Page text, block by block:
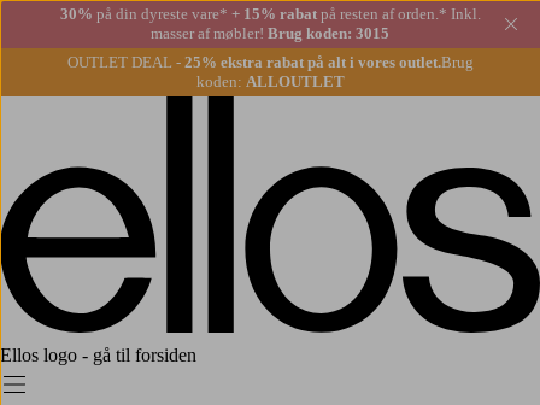
30% på din dyreste vare* + 15% rabatpå resten af orden.* Inkl.
masser af møbler! Brug koden: 3015
OUTLET DEAL - 25% ekstra rabat på alt i vores outlet.Brug
koden: ALLOUTLET
Ellos logo - gå til forsiden
Menu